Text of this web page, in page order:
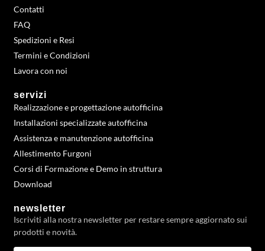
Contatti
FAQ
Spedizioni e Resi
Termini e Condizioni
Lavora con noi
servizi
Realizzazione e progettazione autofficina
Installazioni specializzate autofficina
Assistenza e manutenzione autofficina
Allestimento Furgoni
Corsi di Formazione e Demo in struttura
Download
newsletter
Iscriviti alla nostra newsletter per restare sempre aggiornato sui
prodotti e novità.